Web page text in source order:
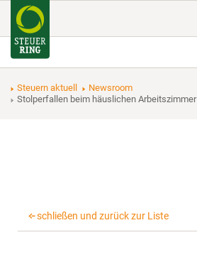
Steuern aktuell
Newsroom
Stolperfallen beim häuslichen Arbeitszimmer
schließen und zurück zur Liste